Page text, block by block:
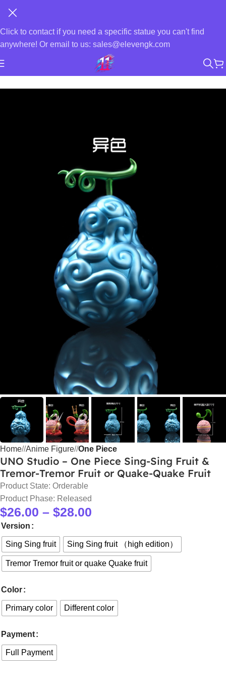
Click to contact if you need a specific statue you can't find
anywhere! Or email to us: sales@elevengk.com
Home/ Anime Figure/ One Piece
UNO Studio – One Piece Sing-Sing Fruit &
Tremor-Tremor Fruit or Quake-Quake Fruit
Product State: Orderable
Product Phase: Released
$26.00 – $28.00
Version
Sing Sing fruit Sing Sing fruit （high edition）
Tremor Tremor fruit or quake Quake fruit
Color
Primary color Different color
Payment
Full Payment